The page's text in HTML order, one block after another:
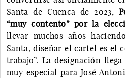
Santa de Cuenca de 2023,
“muy contento” por la
llevar muchos años
Santa, diseñar el cartel es el
trabajo”. La designación
muy especial para José